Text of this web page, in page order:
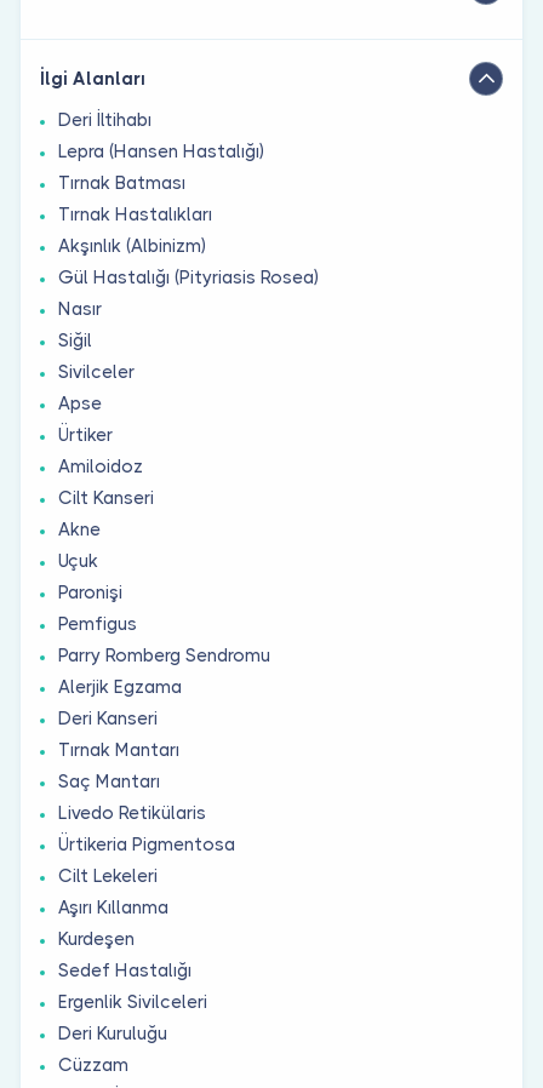
İlgi Alanları
Deri İltihabı
Lepra (Hansen Hastalığı)
Tırnak Batması
Tırnak Hastalıkları
Akşınlık (Albinizm)
Gül Hastalığı (Pityriasis Rosea)
Nasır
Siğil
Sivilceler
Apse
Ürtiker
Amiloidoz
Cilt Kanseri
Akne
Uçuk
Paronişi
Pemfigus
Parry Romberg Sendromu
Alerjik Egzama
Deri Kanseri
Tırnak Mantarı
Saç Mantarı
Livedo Retikülaris
Ürtikeria Pigmentosa
Cilt Lekeleri
Aşırı Kıllanma
Kurdeşen
Sedef Hastalığı
Ergenlik Sivilceleri
Deri Kuruluğu
Cüzzam